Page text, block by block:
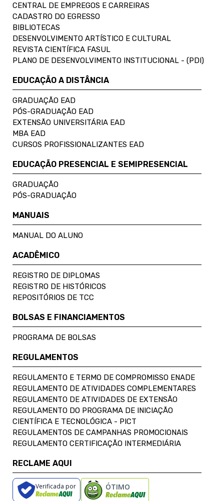
CENTRAL DE EMPREGOS E CARREIRAS
CADASTRO DO EGRESSO
BIBLIOTECAS
DESENVOLVIMENTO ARTÍSTICO E CULTURAL
REVISTA CIENTÍFICA FASUL
PLANO DE DESENVOLVIMENTO INSTITUCIONAL - (PDI)
EDUCAÇÃO A DISTÂNCIA
GRADUAÇÃO EAD
PÓS-GRADUAÇÃO EAD
EXTENSÃO UNIVERSITÁRIA EAD
MBA EAD
CURSOS PROFISSIONALIZANTES EAD
EDUCAÇÃO PRESENCIAL E SEMIPRESENCIAL
GRADUAÇÃO
PÓS-GRADUAÇÃO
MANUAIS
MANUAL DO ALUNO
ACADÊMICO
REGISTRO DE DIPLOMAS
REGISTRO DE HISTÓRICOS
REPOSITÓRIOS DE TCC
BOLSAS E FINANCIAMENTOS
PROGRAMA DE BOLSAS
REGULAMENTOS
REGULAMENTO E TERMO DE COMPROMISSO ENADE
REGULAMENTO DE ATIVIDADES COMPLEMENTARES
REGULAMENTO DE ATIVIDADES DE EXTENSÃO
REGULAMENTO DO PROGRAMA DE INICIAÇÃO
CIENTÍFICA E TECNOLÓGICA - PICT
REGULAMENTOS DE CAMPANHAS PROMOCIONAIS
REGULAMENTO CERTIFICAÇÃO INTERMEDIÁRIA
RECLAME AQUI
Verificada por ÓTIMO